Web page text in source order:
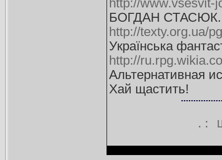
http://www.vsesvit-
БОГДАН
http://texty.org.ua/
Українська
http://
Альтернативная
Хай щастить!
.: